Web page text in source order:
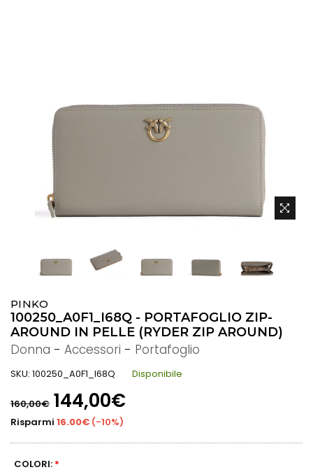
PINKO
100250_A0F1_I68Q - PORTAFOGLIO ZIP-
AROUND IN PELLE (RYDER ZIP AROUND)
Donna - Accessori - Portafoglio
SKU: 100250_A0F1_I68Q
Disponibile
di
listino
160,00€ 144,00€
Risparmi 16.00€ (-10%)
COLORI: *